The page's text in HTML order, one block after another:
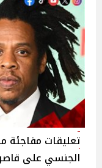
تعليقات مفاجئة
الجنسي على